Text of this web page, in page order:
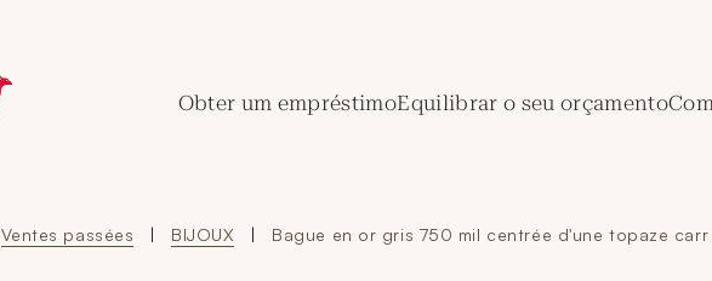
Aller à l'accueil de Crédit Municipal de Paris
Obter um empréstimoEquilibrar o seu orçamento
Ventes passées | BIJOUX | Bague en or gris 750 mil centrée d'une topaze carr